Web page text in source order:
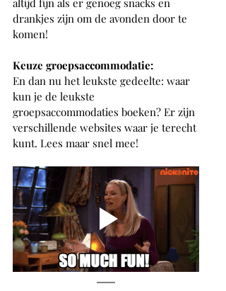
altijd fijn als er genoeg snacks en
drankjes zijn om de avonden door te
komen!
Keuze groepsaccommodatie:
En dan nu het leukste gedeelte: waar
kun je de leukste
groepsaccommodaties boeken? Er zijn
verschillende websites waar je terecht
kunt. Lees maar snel mee!